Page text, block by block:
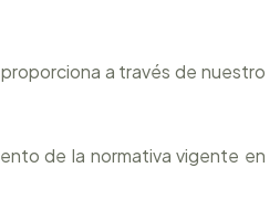
a través de nuestro
de la normativa vigente en